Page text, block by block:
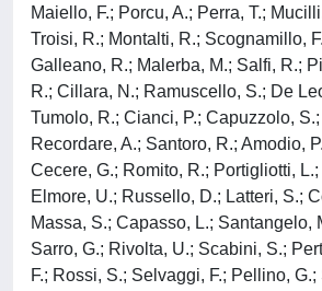
Maiello, F.; Porcu, A.; Perra, T.;
Troisi, R.; Montalti, R.; Scognamillo,
Galleano, R.; Malerba, M.; Salfi, R.;
R.; Cillara, N.; Ramuscello, S.; De
Tumolo, R.; Cianci, P.; Capuzzolo,
Recordare, A.; Santoro, R.; Amodio,
Cecere, G.; Romito, R.; Portigliotti,
Elmore, U.; Russello, D.; Latteri, S.;
Massa, S.; Capasso, L.; Santangelo,
Sarro, G.; Rivolta, U.; Scabini, S.;
F.; Rossi, S.; Selvaggi, F.; Pellino, G.;